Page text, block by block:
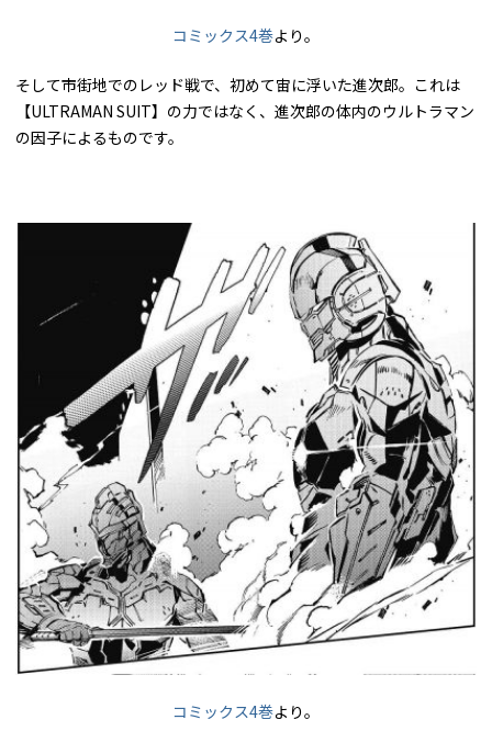
コミックス4巻より。
そして市街地でのレッド戦で、初めて宙に浮いた進次郎。これは
【ULTRAMAN SUIT】の力ではなく、進次郎の体内のウルトラマン
の因子によるものです。
コミックス4巻より。